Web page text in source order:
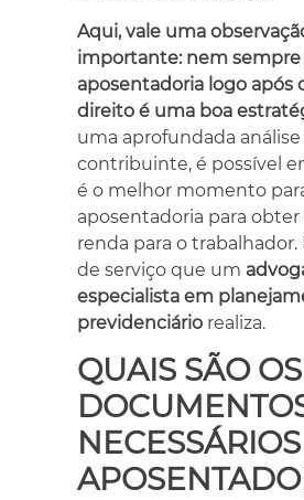
Aqui, vale uma
importante: nem sempre
aposentadoria logo após
direito é uma boa
uma aprofundada
contribuinte, é possível
é o melhor momento
aposentadoria para
renda para o trabalhador.
de serviço que um
especialista em
previdenciário realiza.
QUAIS SÃO OS